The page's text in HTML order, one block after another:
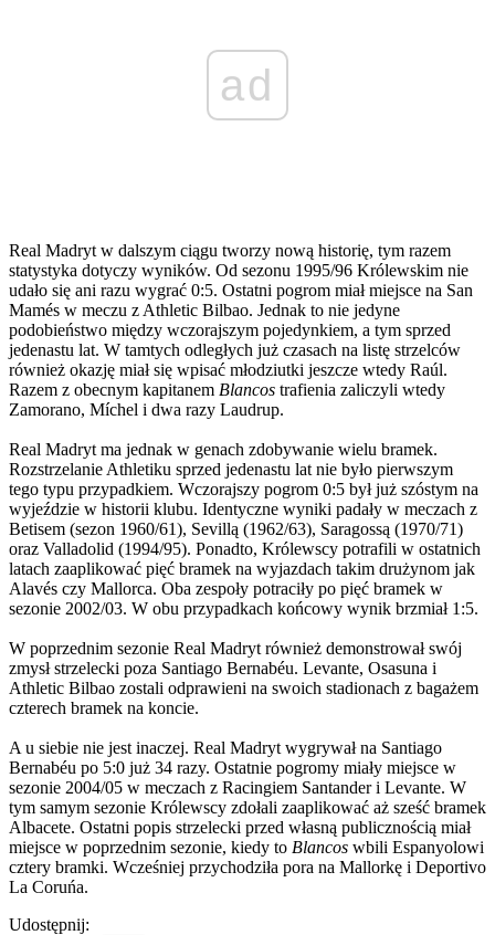
ad
Real Madryt w dalszym ciągu tworzy nową historię, tym razem
statystyka dotyczy wyników. Od sezonu 1995/96 Królewskim nie
udało się ani razu wygrać 0:5. Ostatni pogrom miał miejsce na San
Mamés w meczu z Athletic Bilbao. Jednak to nie jedyne
podobieństwo między wczorajszym pojedynkiem, a tym sprzed
jedenastu lat. W tamtych odległych już czasach na listę strzelców
również okazję miał się wpisać młodziutki jeszcze wtedy Raúl.
Razem z obecnym kapitanem Blancos trafienia zaliczyli wtedy
Zamorano, Míchel i dwa razy Laudrup.
Real Madryt ma jednak w genach zdobywanie wielu bramek.
Rozstrzelanie Athletiku sprzed jedenastu lat nie było pierwszym
tego typu przypadkiem. Wczorajszy pogrom 0:5 był już szóstym na
wyjeździe w historii klubu. Identyczne wyniki padały w meczach z
Betisem (sezon 1960/61), Sevillą (1962/63), Saragossą (1970/71)
oraz Valladolid (1994/95). Ponadto, Królewscy potrafili w ostatnich
latach zaaplikować pięć bramek na wyjazdach takim drużynom jak
Alavés czy Mallorca. Oba zespoły potraciły po pięć bramek w
sezonie 2002/03. W obu przypadkach końcowy wynik brzmiał 1:5.
W poprzednim sezonie Real Madryt również demonstrował swój
zmysł strzelecki poza Santiago Bernabéu. Levante, Osasuna i
Athletic Bilbao zostali odprawieni na swoich stadionach z bagażem
czterech bramek na koncie.
A u siebie nie jest inaczej. Real Madryt wygrywał na Santiago
Bernabéu po 5:0 już 34 razy. Ostatnie pogromy miały miejsce w
sezonie 2004/05 w meczach z Racingiem Santander i Levante. W
tym samym sezonie Królewscy zdołali zaaplikować aż sześć bramek
Albacete. Ostatni popis strzelecki przed własną publicznością miał
miejsce w poprzednim sezonie, kiedy to Blancos wbili Espanyolowi
cztery bramki. Wcześniej przychodziła pora na Mallorkę i Deportivo
La Coruńa.
Udostępnij: